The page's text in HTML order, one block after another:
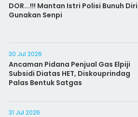
DOR...!!! Mantan Istri Polisi Bunuh Diri
Gunakan Senpi
30 Jul 2026
Ancaman Pidana Penjual Gas Elpiji
Subsidi Diatas HET, Diskouprindag
Palas Bentuk Satgas
31 Jul 2026